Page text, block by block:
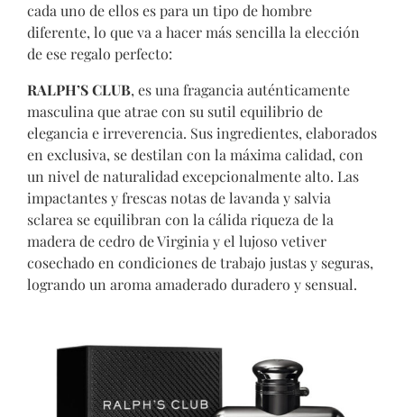
cada uno de ellos es para un tipo de hombre
diferente, lo que va a hacer más sencilla la elección
de ese regalo perfecto:
RALPH’S CLUB, es una fragancia auténticamente
masculina que atrae con su sutil equilibrio de
elegancia e irreverencia. Sus ingredientes, elaborados
en exclusiva, se destilan con la máxima calidad, con
un nivel de naturalidad excepcionalmente alto. Las
impactantes y frescas notas de lavanda y salvia
sclarea se equilibran con la cálida riqueza de la
madera de cedro de Virginia y el lujoso vetiver
cosechado en condiciones de trabajo justas y seguras,
logrando un aroma amaderado duradero y sensual.